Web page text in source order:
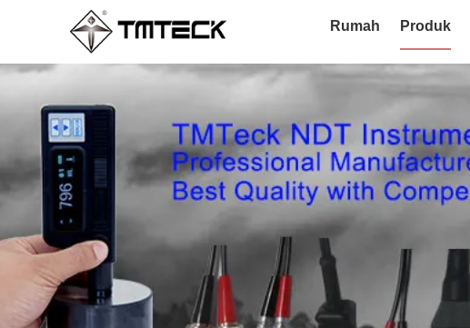
Rumah Produk